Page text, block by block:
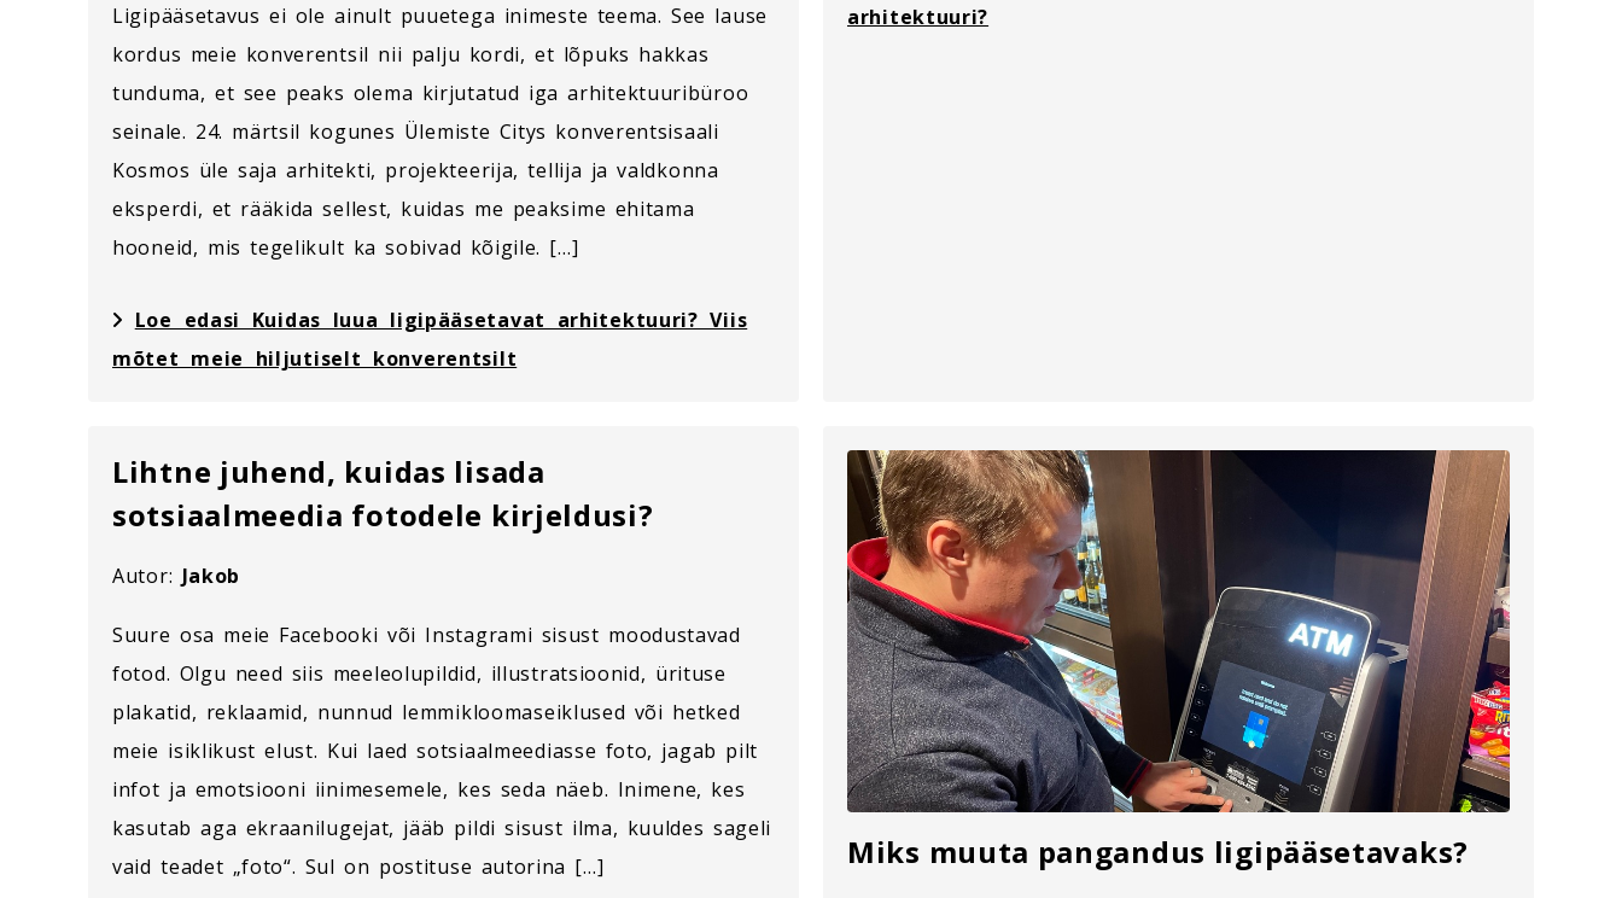
Ligipääsetavus ei ole ainult puuetega inimeste teema. See lause
kordus meie konverentsil nii palju kordi, et lõpuks hakkas
tunduma, et see peaks olema kirjutatud iga arhitektuuribüroo
seinale. 24. märtsil kogunes Ülemiste Citys konverentsisaali
Kosmos üle saja arhitekti, projekteerija, tellija ja valdkonna
eksperdi, et rääkida sellest, kuidas me peaksime ehitama
hooneid, mis tegelikult ka sobivad kõigile. […]
Loe edasi Kuidas luua ligipääsetavat arhitektuuri? Viis
mõtet meie hiljutiselt konverentsilt
arhitektuuri?
Lihtne juhend, kuidas lisada
sotsiaalmeedia fotodele kirjeldusi?
Autor: Jakob
Suure osa meie Facebooki või Instagrami sisust moodustavad
fotod. Olgu need siis meeleolupildid, illustratsioonid, ürituse
plakatid, reklaamid, nunnud lemmikloomaseiklused või hetked
meie isiklikust elust. Kui laed sotsiaalmeediasse foto, jagab pilt
infot ja emotsiooni iinimesemele, kes seda näeb. Inimene, kes
kasutab aga ekraanilugejat, jääb pildi sisust ilma, kuuldes sageli
vaid teadet „foto“. Sul on postituse autorina […]
Miks muuta pangandus ligipääsetavaks?